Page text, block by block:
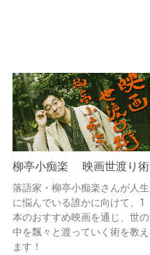
柳亭小痴楽 映画世渡り術
落語家・柳亭小痴楽さんが人生
に悩んでいる誰かに向けて、1
本のおすすめ映画を通じ、世の
中を飄々と渡っていく術を教え
ます！